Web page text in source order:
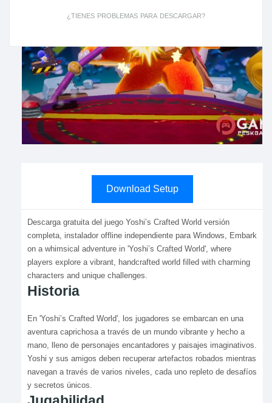
Download Setup
Descarga gratuita del juego Yoshi’s Crafted World versión
completa, instalador offline independiente para Windows, Embark
on a whimsical adventure in 'Yoshi’s Crafted World', where
players explore a vibrant, handcrafted world filled with charming
characters and unique challenges.
Historia
En 'Yoshi’s Crafted World', los jugadores se embarcan en una
aventura caprichosa a través de un mundo vibrante y hecho a
mano, lleno de personajes encantadores y paisajes imaginativos.
Yoshi y sus amigos deben recuperar artefactos robados mientras
navegan a través de varios niveles, cada uno repleto de desafíos
y secretos únicos.
¿TIENES PROBLEMAS PARA DESCARGAR?